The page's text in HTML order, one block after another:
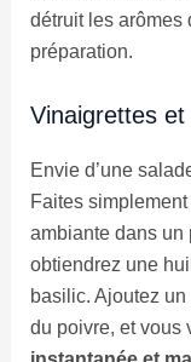
détruit les arômes
préparation.
Vinaigrettes
Envie d’une
Faites
ambiante dans un
obtiendrez une
basilic. Ajoutez
du poivre, et vous